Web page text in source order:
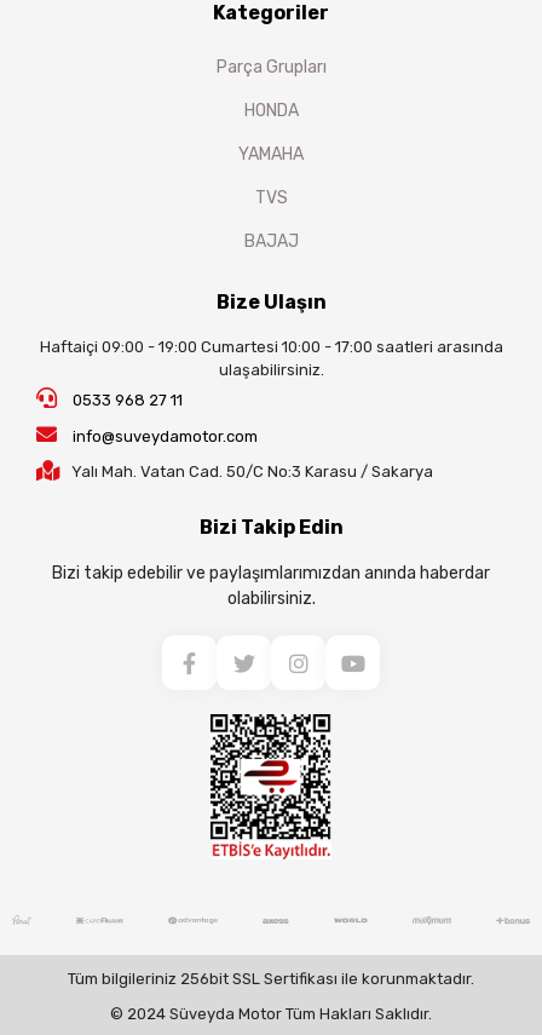
Kategoriler
Parça Grupları
HONDA
YAMAHA
TVS
BAJAJ
Bize Ulaşın
Haftaiçi 09:00 - 19:00 Cumartesi 10:00 - 17:00 saatleri arasında
ulaşabilirsiniz.
0533 968 27 11
info@suveydamotor.com
Yalı Mah. Vatan Cad. 50/C No:3 Karasu / Sakarya
Bizi Takip Edin
Bizi takip edebilir ve paylaşımlarımızdan anında haberdar
olabilirsiniz.
Tüm bilgileriniz 256bit SSL Sertifikası ile korunmaktadır.
© 2024 Süveyda Motor Tüm Hakları Saklıdır.